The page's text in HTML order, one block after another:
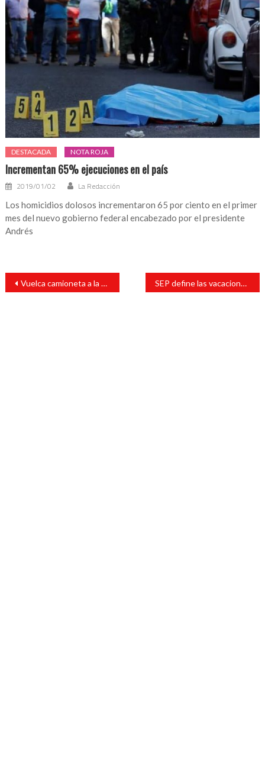
DESTACADA NOTA ROJA
Incrementan 65% ejecuciones en el país
2019/01/02 La Redacción
Los homicidios dolosos incrementaron 65 por ciento en el primer
mes del nuevo gobierno federal encabezado por el presidente
Andrés
Navegación
entradas
Vuelca camioneta a la altura de la Ciénega del Sur SEP define las vacaciones de fin de año; entérate